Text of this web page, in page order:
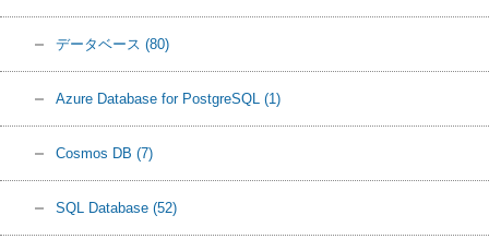
データベース (80)
Azure Database for PostgreSQL (1)
Cosmos DB (7)
SQL Database (52)